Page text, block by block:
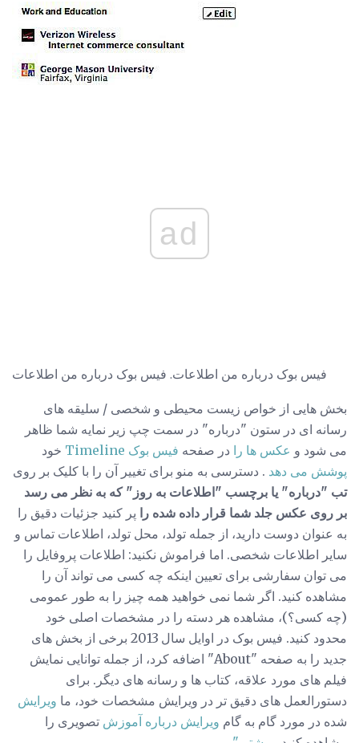
ad
فیس بوک درباره من اطلاعات. فیس بوک درباره من اطلاعات
بخش هایی از خواص زیست محیطی و شخصی / سلیقه های
رسانه ای در ستون "درباره" در سمت چپ زیر نمایه شما ظاهر
می شود و عکس ها را در صفحه فیس بوک Timeline
خود
پوشش می دهد . دسترسی به منو برای تغییر آن را با کلیک بر روی
تب "درباره" یا برچسب "اطلاعات به روز" که به نظر می رسد
بر روی عکس جلد شما قرار داده شده را پر کنید جزئیات دقیق را
به عنوان دوست دارید، از جمله تولد، محل تولد، اطلاعات تماس و
سایر اطلاعات شخصی. اما فراموش نکنید: اطلاعات پروفایل را
می توان سفارشی برای تعیین اینکه چه کسی می تواند آن را
مشاهده کنید. اگر شما نمی خواهید همه چیز را به طور عمومی
(چه کسی؟)، مشاهده هر دسته را در مشخصات اصلی خود
محدود کنید. فیس بوک در اوایل سال 2013 برخی از بخش های
جدید را به صفحه "About" اضافه کرد، از جمله توانایی نمایش
فیلم های مورد علاقه، کتاب ها و رسانه های دیگر. برای
دستورالعمل های دقیق تر در ویرایش مشخصات خود، ما ویرایش
شده در مورد گام به گام ویرایش درباره آموزش تصویری را